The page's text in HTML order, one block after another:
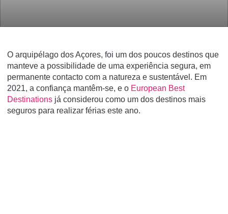
O arquipélago dos Açores, foi um dos poucos destinos que
manteve a possibilidade de uma experiência segura, em
permanente contacto com a natureza e sustentável. Em
2021, a confiança mantêm-se, e o European Best
Destinations já considerou como um dos destinos mais
seguros para realizar férias este ano.